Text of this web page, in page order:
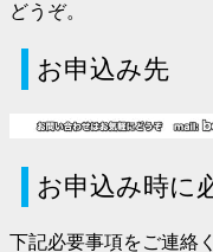
どうぞ。
お申込み先
お申込み時に
下記必要事項をご連絡